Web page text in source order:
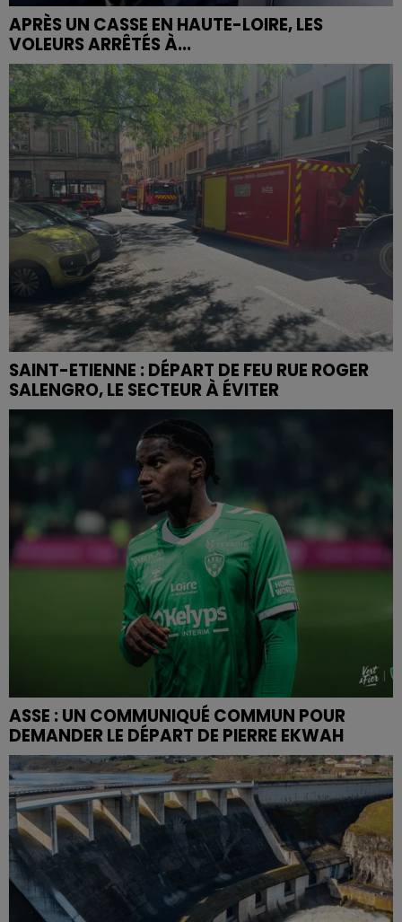
APRÈS UN CASSE EN HAUTE-LOIRE, LES
VOLEURS ARRÊTÉS À...
SAINT-ETIENNE : DÉPART DE FEU RUE ROGER
SALENGRO, LE SECTEUR À ÉVITER
ASSE : UN COMMUNIQUÉ COMMUN POUR
DEMANDER LE DÉPART DE PIERRE EKWAH